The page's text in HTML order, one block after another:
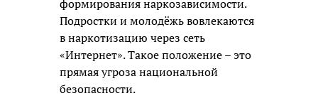
формирования наркозависимости.
Подростки и молодёжь вовлекаются
в наркотизацию через сеть
«Интернет». Такое положение – это
прямая угроза национальной
безопасности.